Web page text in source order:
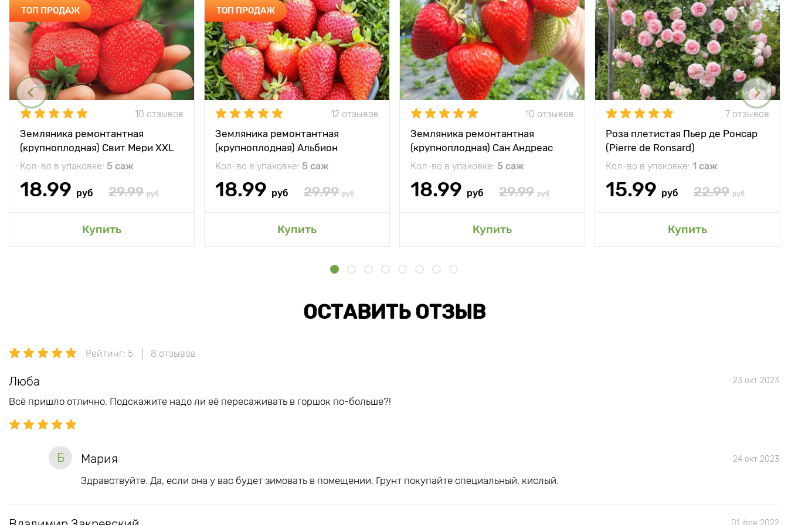
ТОП ПРОДАЖ
10 отзывов
Земляника ремонтантная
(крупноплодная) Свит Мери XXL
Кол-во в упаковке: 5 саж
18.99 руб 29.99 руб
Купить
ТОП ПРОДАЖ
12 отзывов
Земляника ремонтантная
(крупноплодная) Альбион
Кол-во в упаковке: 5 саж
18.99 руб 29.99 руб
Купить
10 отзывов
Земляника ремонтантная
(крупноплодная) Сан Андреас
Кол-во в упаковке: 5 саж
18.99 руб 29.99 руб
Купить
7 отзывов
Роза плетистая Пьер де Ронсар
(Pierre de Ronsard)
Кол-во в упаковке: 1 саж
15.99 руб 22.99 руб
Купить
ОСТАВИТЬ ОТЗЫВ
Рейтинг: 5 8 отзывов
Люба 23 окт 2023
Всё пришло отлично. Подскажите надо ли её пересаживать в горшок по-больше?!
Б Мария 24 окт 2023
Здравствуйте. Да, если она у вас будет зимовать в помещении. Грунт покупайте специальный, кислый.
01 фев 2022